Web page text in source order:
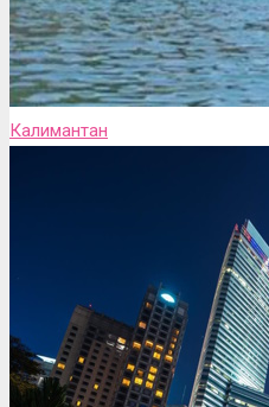
Калимантан